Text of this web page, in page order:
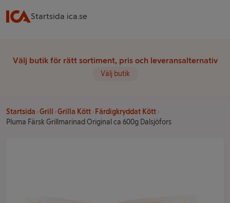
Startsida ica.se
Välj butik för rätt sortiment, pris och leveransalternativ
Välj butik
Startsida Grill Grilla Kött
Färdigkryddat Kött
Pluma Färsk Grillmarinad Original ca 600g Dalsjöfors